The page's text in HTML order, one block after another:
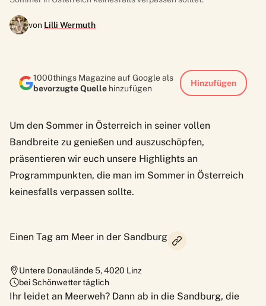
von Lilli Wermuth
1000things Magazine auf Google als
bevorzugte Quelle hinzufügen
Hinzufügen
Um den Sommer in Österreich in seiner vollen
Bandbreite zu genießen und auszuschöpfen,
präsentieren wir euch unsere Highlights an
Programmpunkten, die man im Sommer in Österreich
keinesfalls verpassen sollte.
Einen Tag am Meer in der Sandburg
Untere Donaulände 5,4020 Linz
bei Schönwetter täglich
Ihr leidet an Meerweh? Dann ab in die Sandburg, die